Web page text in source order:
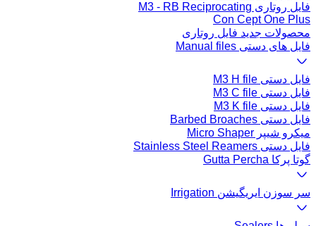
فایل روتاری M3 - RB Reciprocating
Con Cept One Plus
محصولات جدید فایل روتاری
فایل های دستی Manual files
فایل دستی M3 H file
فایل دستی M3 C file
فایل دستی M3 K file
فایل دستی Barbed Broaches
میکرو شیپر Micro Shaper
فایل دستی Stainless Steel Reamers
گوتا پرکا Gutta Percha
سر سوزن ایریگیشن Irrigation